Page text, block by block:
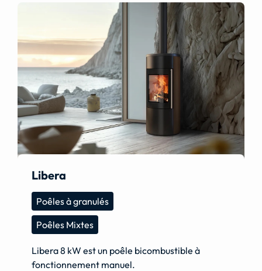
Libera
Poêles à granulés
Poêles Mixtes
Libera 8 kW est un poêle bicombustible à
fonctionnement manuel.